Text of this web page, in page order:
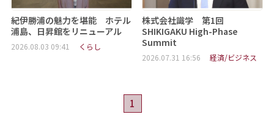
紀伊勝浦の魅力を堪能 ホテル
浦島、日昇館をリニューアル
2026.08.03 09:41 くらし
株式会社識学 第1回
SHIKIGAKU High-Phase
Summit
2026.07.31 16:56 経済/ビジネス
1